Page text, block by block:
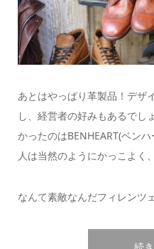
あとはやっぱり革製品！デザ
し、経営者の好みもあるでし
かったのはBENHEART(ベン
人は当然のようにかっこよく
なんて素敵なんだフィレンツ